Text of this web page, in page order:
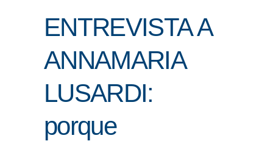
AGENDA
PUBLICACIONES
ENTREVISTA A
ANNAMARIA
LUSARDI:
porque